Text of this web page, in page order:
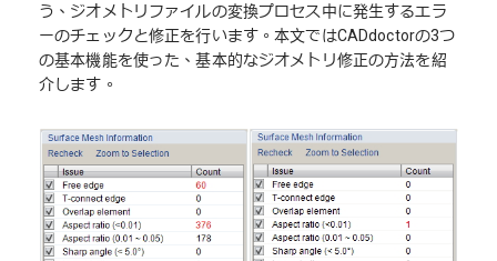
う、ジオメトリファイルの変換プロセス中に発生するエラ
ーのチェックと修正を行います。本文ではCADdoctorの3つ
の基本機能を使った、基本的なジオメトリ修正の方法を紹
介します。